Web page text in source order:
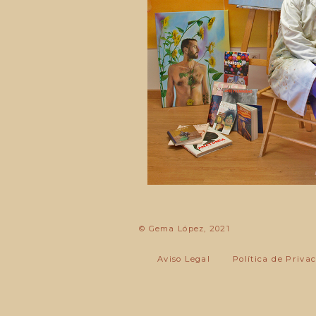
© Gema López, 2021
Aviso Legal Política de